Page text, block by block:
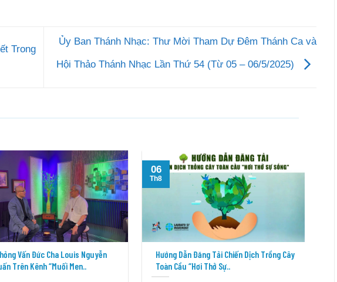
Trong
Ủy Ban Thánh Nhạc: Thư Mời Tham Dự Đêm Thánh Ca và
Hội Thảo Thánh Nhạc Lần Thứ 54 (Từ 05 – 06/5/2025)
Vấn Đức Cha Louis Nguyễn
Trên Kênh “Muối Men..
Hướng Dẫn Đăng Tải Chiến Dịch Trồng Cây
Toàn Cầu “Hơi Thở Sự..
06
Th8